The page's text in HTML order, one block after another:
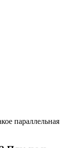
параллельная